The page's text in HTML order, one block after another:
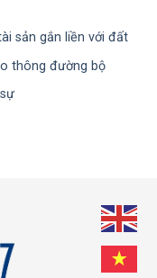
sản gắn liền với đất
thông đường bộ